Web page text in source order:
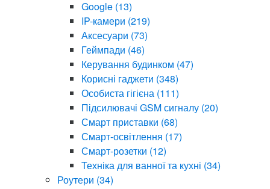
Google (13)
IP-камери (219)
Аксесуари (73)
Геймпади (46)
Керування будинком (47)
Корисні гаджети (348)
Особиста гігієна (111)
Підсилювачі GSM сигналу (20)
Смарт приставки (68)
Смарт-освітлення (17)
Смарт-розетки (12)
Техніка для ванної та кухні (34)
Роутери (34)